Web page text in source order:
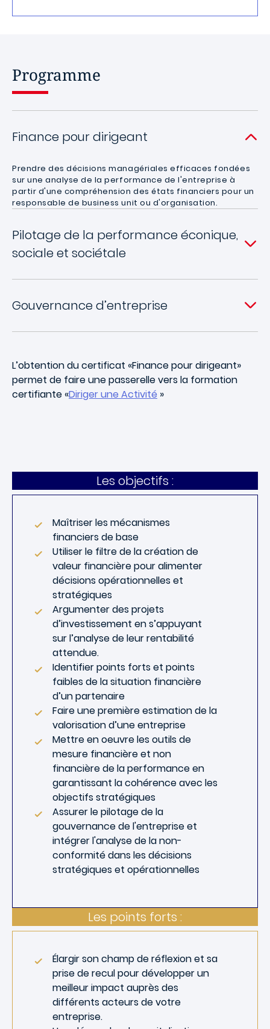
Programme
Finance pour dirigeant
Prendre des décisions managériales efficaces fondées
sur une analyse de la performance de l'entreprise à
partir d'une compréhension des états financiers pour un
responsable de business unit ou d'organisation.
Pilotage de la performance éconique,
sociale et sociétale
Gouvernance d’entreprise
L’obtention du certificat «Finance pour dirigeant»
permet de faire une passerelle vers la formation
certifiante «Diriger une Activité »
Les objectifs :
Maîtriser les mécanismes
financiers de base
Utiliser le filtre de la création de
valeur financière pour alimenter
décisions opérationnelles et
stratégiques
Argumenter des projets
d’investissement en s’appuyant
sur l’analyse de leur rentabilité
attendue.
Identifier points forts et points
faibles de la situation financière
d’un partenaire
Faire une première estimation de la
valorisation d’une entreprise
Mettre en oeuvre les outils de
mesure financière et non
financière de la performance en
garantissant la cohérence avec les
objectifs stratégiques
Assurer le pilotage de la
gouvernance de l'entreprise et
intégrer l'analyse de la non-
conformité dans les décisions
stratégiques et opérationnelles
Les points forts :
Élargir son champ de réflexion et sa
prise de recul pour développer un
meilleur impact auprès des
différents acteurs de votre
entreprise.